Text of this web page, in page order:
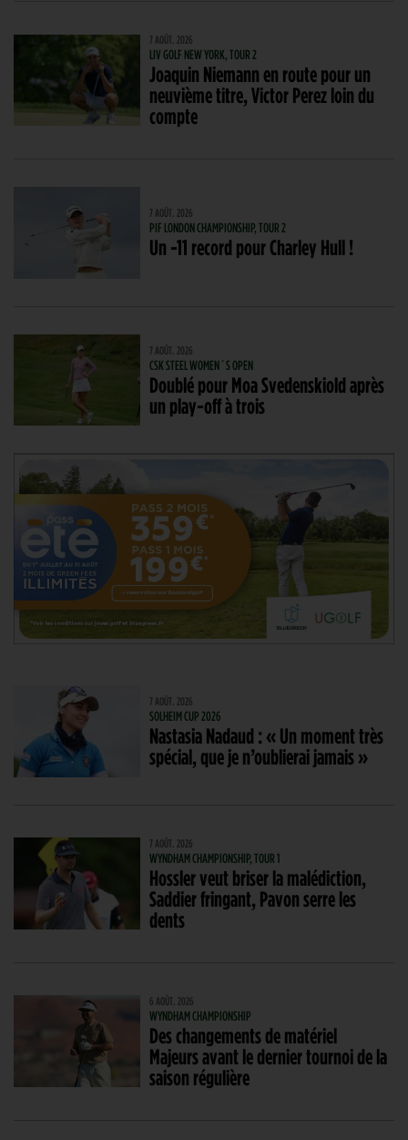
7 AOÛT. 2026
LIV GOLF NEW YORK, TOUR 2
Joaquin Niemann en route pour un
neuvième titre, Victor Perez loin du
compte
7 AOÛT. 2026
PIF LONDON CHAMPIONSHIP, TOUR 2
Un -11 record pour Charley Hull !
7 AOÛT. 2026
CSK STEEL WOMEN´S OPEN
Doublé pour Moa Svedenskiold après
un play-off à trois
7 AOÛT. 2026
SOLHEIM CUP 2026
Nastasia Nadaud : « Un moment très
spécial, que je n’oublierai jamais »
7 AOÛT. 2026
WYNDHAM CHAMPIONSHIP, TOUR 1
Hossler veut briser la malédiction,
Saddier fringant, Pavon serre les
dents
6 AOÛT. 2026
WYNDHAM CHAMPIONSHIP
Des changements de matériel
Majeurs avant le dernier tournoi de la
saison régulière